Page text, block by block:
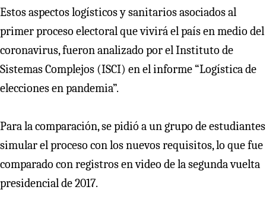
Estos aspectos logísticos y sanitarios asociados al
primer proceso electoral que vivirá el país en medio del
coronavirus, fueron analizado por el Instituto de
Sistemas Complejos (ISCI) en el informe “Logística de
elecciones en pandemia”.
Para la comparación, se pidió a un grupo de estudiantes
simular el proceso con los nuevos requisitos, lo que fue
comparado con registros en video de la segunda vuelta
presidencial de 2017.